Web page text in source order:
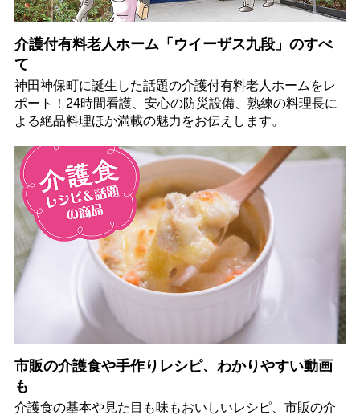
介護付有料老人ホーム「ウイーザス九段」のすべ
て
神田神保町に誕生した話題の介護付有料老人ホームをレ
ポート！24時間看護、安心の防災設備、熟練の料理長に
よる絶品料理ほか満載の魅力をお伝えします。
市販の介護食や手作りレシピ、わかりやすい動画
も
介護食の基本や見た目も味もおいしいレシピ、市販の介